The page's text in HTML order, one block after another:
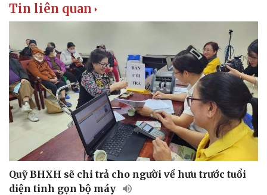
Tin liên quan
Quỹ BHXH sẽ chi trả cho người về hưu trước tuổi
diện tinh gọn bộ máy